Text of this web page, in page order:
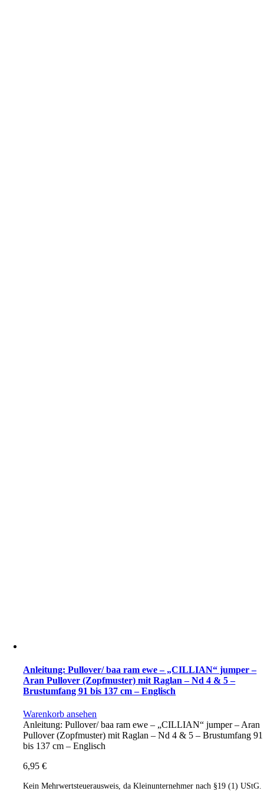
Anleitung: Pullover/ baa ram ewe – „CILLIAN“ jumper –
Aran Pullover (Zopfmuster) mit Raglan – Nd 4 & 5 –
Brustumfang 91 bis 137 cm – Englisch
Warenkorb ansehen
Anleitung: Pullover/ baa ram ewe – „CILLIAN“ jumper – Aran
Pullover (Zopfmuster) mit Raglan – Nd 4 & 5 – Brustumfang 91
bis 137 cm – Englisch
6,95€
Kein Mehrwertsteuerausweis, da Kleinunternehmer nach §19 (1) UStG.